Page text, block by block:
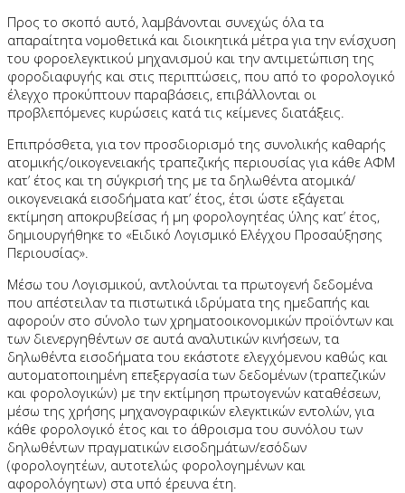
Προς το σκοπό αυτό, λαμβάνονται συνεχώς όλα τα
απαραίτητα νομοθετικά και διοικητικά μέτρα για την ενίσχυση
του φοροελεγκτικού μηχανισμού και την αντιμετώπιση της
φοροδιαφυγής και στις περιπτώσεις, που από το φορολογικό
έλεγχο προκύπτουν παραβάσεις, επιβάλλονται οι
προβλεπόμενες κυρώσεις κατά τις κείμενες διατάξεις.
Επιπρόσθετα, για τον προσδιορισμό της συνολικής καθαρής
ατομικής/οικογενειακής τραπεζικής περιουσίας για κάθε ΑΦΜ
κατ’ έτος και τη σύγκρισή της με τα δηλωθέντα ατομικά/
οικογενειακά εισοδήματα κατ’ έτος, έτσι ώστε εξάγεται
εκτίμηση αποκρυβείσας ή μη φορολογητέας ύλης κατ’ έτος,
δημιουργήθηκε το «Ειδικό Λογισμικό Ελέγχου Προσαύξησης
Περιουσίας».
Μέσω του Λογισμικού, αντλούνται τα πρωτογενή δεδομένα
που απέστειλαν τα πιστωτικά ιδρύματα της ημεδαπής και
αφορούν στο σύνολο των χρηματοοικονομικών προϊόντων και
των διενεργηθέντων σε αυτά αναλυτικών κινήσεων, τα
δηλωθέντα εισοδήματα του εκάστοτε ελεγχόμενου καθώς και
αυτοματοποιημένη επεξεργασία των δεδομένων (τραπεζικών
και φορολογικών) με την εκτίμηση πρωτογενών καταθέσεων,
μέσω της χρήσης μηχανογραφικών ελεγκτικών εντολών, για
κάθε φορολογικό έτος και το άθροισμα του συνόλου των
δηλωθέντων πραγματικών εισοδημάτων/εσόδων
(φορολογητέων, αυτοτελώς φορολογημένων και
αφορολόγητων) στα υπό έρευνα έτη.